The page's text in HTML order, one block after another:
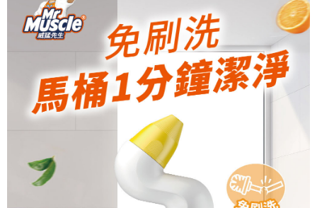
【注意事項】
１．透過由恩沛科技股份有限公司提供之「AFTEE先享後付」服務完成之交
易，需依本服務之必要範圍內提供個人資料，並將交易相關給付款項請求債
權轉讓予恩沛科技股份有限公司。
２．關於個人資料處理事宜，請瀏覽以下網址：
https://aftee.tw/terms/#terms3
３．未成年的使用者請事先徵得法定代理人或監護人之同意方可使用
「AFTEE先享後付」，若未經同意申辦者引起之損失，本公司不負相關責
任。
４．使用「AFTEE先享後付」時，將依據個別帳號之用戶狀況，依本公司即
時審查核予不同之上限額度；若仍有額度不足之情形，本公司將視審查結果
５．嚴禁一人註冊多個帳號或使用他人資訊註冊。若發現惡意使用之情形，
恩沛科技股份有限公司將有權停止該用戶之使用額度並採取法律行動。
7-11取貨付款
每筆NT$65，滿NT$490(含以上)免運費
每筆NT$65，滿NT$490(含以上)免運費
宅配(本島)
每筆NT$100，滿NT$790(含以上)免運費
付款後寶雅門市自取(由倉庫統一出貨)
每筆NT$80，滿NT$290(含以上)免運費